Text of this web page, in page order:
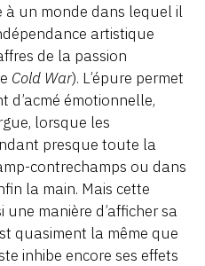
à un monde dans lequel il
artistique
de la passion
Cold War). L’épure permet
d’acmé émotionnelle,
lorsque les
presque toute la
contrechamps ou dans
la main. Mais cette
manière d’afficher sa
quasiment la même que
inhibe encore ses effets